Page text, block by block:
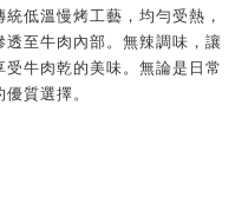
低溫慢烤工藝，均勻受熱，
至牛肉內部。無辣調味，讓
牛肉乾的美味。無論是日常
質選擇。